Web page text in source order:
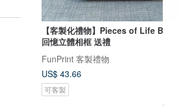
【客製化禮物】Pieces of Life Box
回憶立體相框 送禮
FunPrint 客製禮物
US$ 43.66
可客製